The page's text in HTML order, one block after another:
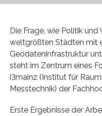
Die Frage, wie Politik und
weltgrößten Städten mit
Geodateninfrastruktur
steht im Zentrum eines
i3mainz (Institut für
Messtechnik) der
Erste Ergebnisse der